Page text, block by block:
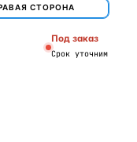
СТОРОНА
Под заказ
Срок уточним